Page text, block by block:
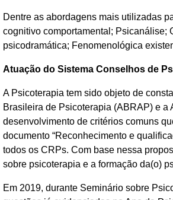
Dentre as abordagens mais utilizadas
cognitivo comportamental; Psicanálise;
psicodramática; Fenomenológica
Atuação do Sistema Conselhos de
A Psicoterapia tem sido objeto de
Brasileira de Psicoterapia (ABRAP) e
desenvolvimento de critérios comuns
documento “Reconhecimento e
todos os CRPs. Com base nessa
sobre psicoterapia e a formação da(o)
Em 2019, durante Seminário sobre